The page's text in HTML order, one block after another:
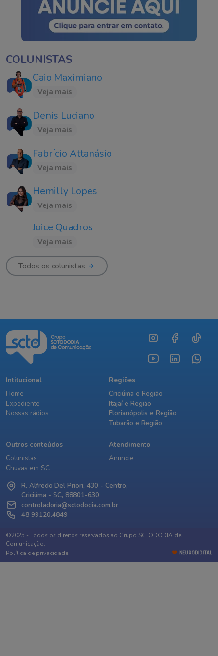
COLUNISTAS
Caio Maximiano
Veja mais
Denis Luciano
Veja mais
Fabrício Attanásio
Veja mais
Hemilly Lopes
Veja mais
Joice Quadros
Veja mais
Todos os colunistas
Intitucional
Home
Expediente
Nossas rádios
Regiões
Criciúma e Região
Itajaí e Região
Florianópolis e Região
Tubarão e Região
Outros conteúdos
Colunistas
Chuvas em SC
Atendimento
Anuncie
R. Alfredo Del Priori, 430 - Centro,
Criciúma - SC, 88801-630
controladoria@sctododia.com.br
48 99120.4849
©2025 - Todos os direitos reservados ao Grupo SCTODODIA de
Comunicação.
Política de privacidade